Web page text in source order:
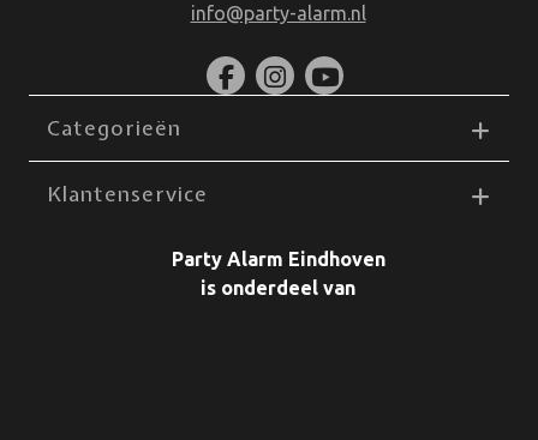
info@party-alarm.nl
Categorieën
Klantenservice
Party Alarm Eindhoven
is onderdeel van